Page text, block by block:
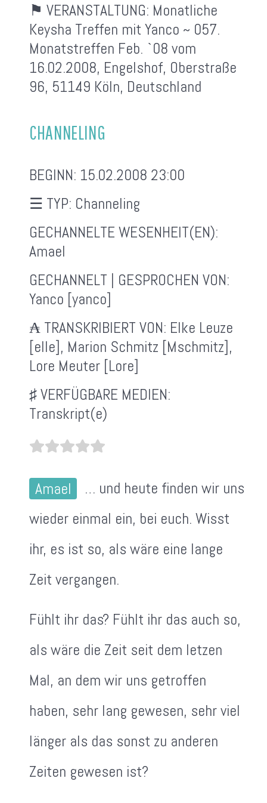
⚑ VERANSTALTUNG: Monatliche
Keysha Treffen mit Yanco ~ 057.
Monatstreffen Feb. `08 vom
16.02.2008, Engelshof, Oberstraße
96, 51149 Köln, Deutschland
CHANNELING
BEGINN: 15.02.2008 23:00
☰ TYP: Channeling
GECHANNELTE WESENHEIT(EN):
Amael
GECHANNELT | GESPROCHEN VON:
Yanco [yanco]
₳ TRANSKRIBIERT VON: Elke Leuze
[elle], Marion Schmitz [Mschmitz],
Lore Meuter [Lore]
♯ VERFÜGBARE MEDIEN:
Transkript(e)
Amael
… und heute finden wir uns
wieder einmal ein, bei euch. Wisst
ihr, es ist so, als wäre eine lange
Zeit vergangen.
Fühlt ihr das? Fühlt ihr das auch so,
als wäre die Zeit seit dem letzen
Mal, an dem wir uns getroffen
haben, sehr lang gewesen, sehr viel
länger als das sonst zu anderen
Zeiten gewesen ist?